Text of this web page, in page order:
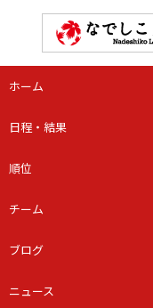
ホーム
日程・結果
順位
チーム
ブログ
ニュース